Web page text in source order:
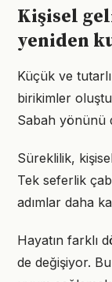
Kişisel
yeniden
Küçük ve
birikimler
Sabah yönünü
Süreklilik,
Tek seferlik
adımlar daha
Hayatın farklı
de değişiyor.